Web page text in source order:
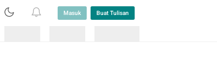
Masuk Buat Tulisan